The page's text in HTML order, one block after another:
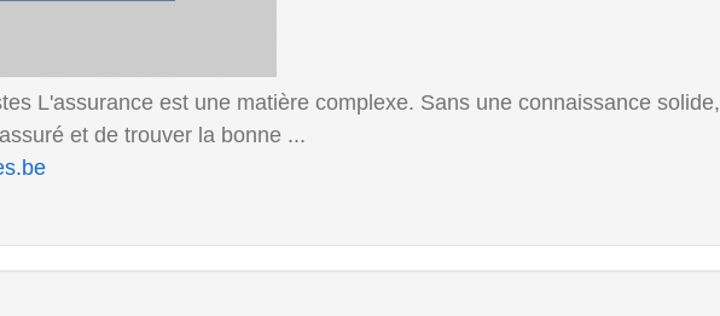
L'assurance est une matière complexe. Sans une connaissance solide,
et de trouver la bonne ...